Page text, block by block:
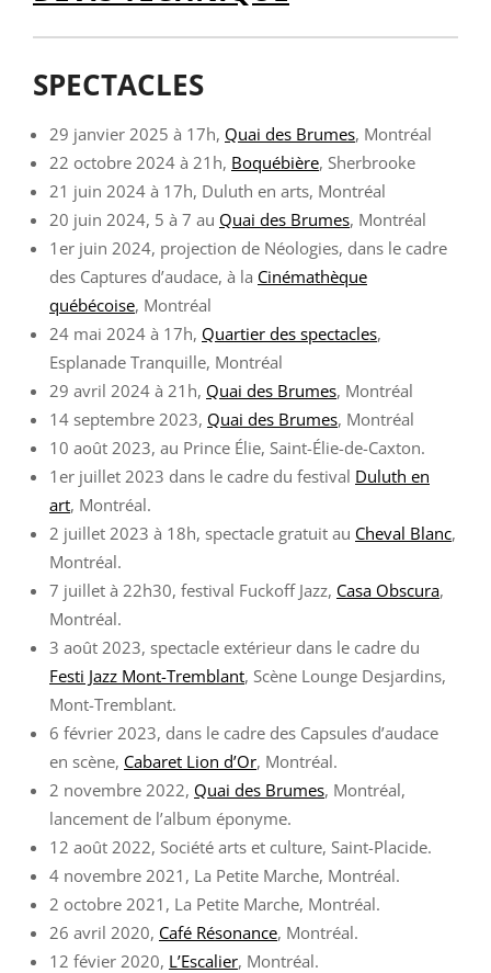
SPECTACLES
29 janvier 2025 à 17h, Quai des Brumes, Montréal
22 octobre 2024 à 21h, Boquébière, Sherbrooke
21 juin 2024 à 17h, Duluth en arts, Montréal
20 juin 2024, 5 à 7 au Quai des Brumes, Montréal
1er juin 2024, projection de Néologies, dans le cadre
des Captures d’audace, à la Cinémathèque
québécoise, Montréal
24 mai 2024 à 17h, Quartier des spectacles,
Esplanade Tranquille, Montréal
29 avril 2024 à 21h, Quai des Brumes, Montréal
14 septembre 2023, Quai des Brumes, Montréal
10 août 2023, au Prince Élie, Saint-Élie-de-Caxton.
1er juillet 2023 dans le cadre du festival Duluth en
art, Montréal.
2 juillet 2023 à 18h, spectacle gratuit au Cheval Blanc,
Montréal.
7 juillet à 22h30, festival Fuckoff Jazz, Casa Obscura,
Montréal.
3 août 2023, spectacle extérieur dans le cadre du
Festi Jazz Mont-Tremblant, Scène Lounge Desjardins,
Mont-Tremblant.
6 février 2023, dans le cadre des Capsules d’audace
en scène, Cabaret Lion d’Or, Montréal.
2 novembre 2022, Quai des Brumes, Montréal,
lancement de l’album éponyme.
12 août 2022, Société arts et culture, Saint-Placide.
4 novembre 2021, La Petite Marche, Montréal.
2 octobre 2021, La Petite Marche, Montréal.
26 avril 2020, Café Résonance, Montréal.
12 févier 2020, L’Escalier, Montréal.